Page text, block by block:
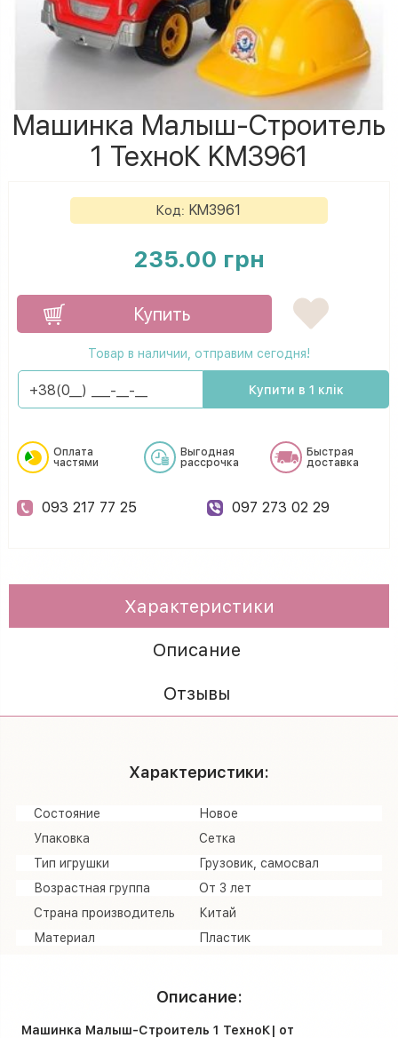
Машинка Малыш-Строитель
1 ТехноК KM3961
Код: KM3961
235.00 грн
Купить
Товар в наличии, отправим сегодня!
Купити в 1 клік
Оплата
частями
Выгодная
рассрочка
Быстрая
доставка
093 217 77 25 097 273 02 29
Характеристики
Описание
Отзывы
Характеристики:
Состояние
Новое
Упаковка
Сетка
Тип игрушки
Грузовик, самосвал
Возрастная группа
От 3 лет
Страна производитель
Китай
Материал
Пластик
Описание:
Машинка Малыш-Строитель 1 ТехноК| от